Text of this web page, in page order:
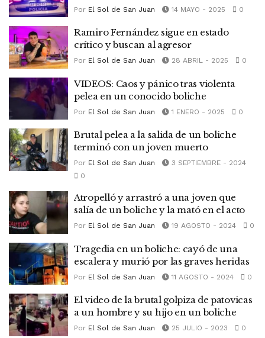
Por El Sol de San Juan 14 MAYO - 2025 0
Ramiro Fernández sigue en estado
crítico y buscan al agresor
Por El Sol de San Juan 28 ABRIL - 2025 0
VIDEOS: Caos y pánico tras violenta
pelea en un conocido boliche
Por El Sol de San Juan 1 ENERO - 2025 0
Brutal pelea a la salida de un boliche
terminó con un joven muerto
Por El Sol de San Juan
3 SEPTIEMBRE - 2024
0
Atropelló y arrastró a una joven que
salía de un boliche y la mató en el acto
Por El Sol de San Juan 19 AGOSTO - 2024 0
Tragedia en un boliche: cayó de una
escalera y murió por las graves heridas
Por El Sol de San Juan 11 AGOSTO - 2024 0
El video de la brutal golpiza de patovicas
a un hombre y su hijo en un boliche
Por El Sol de San Juan 25 JULIO - 2023 0